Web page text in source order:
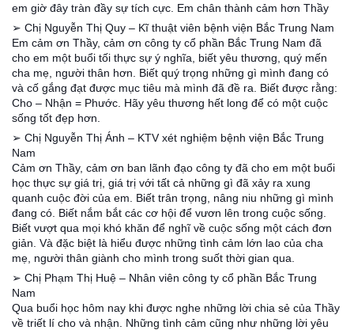
em giờ đây tràn đầy sự tích cực. Em chân thành cảm hơn Thầy
➢ Chị Nguyễn Thị Quy – Kĩ thuật viên bệnh viện Bắc Trung Nam
Em cảm ơn Thầy, cảm ơn công ty cổ phần Bắc Trung Nam đã
cho em một buổi tối thực sự ý nghĩa, biết yêu thương, quý mến
cha mẹ, người thân hơn. Biết quý trọng những gì mình đang có
và cố gắng đạt được mục tiêu mà mình đã đề ra. Biết được rằng:
Cho – Nhận = Phước. Hãy yêu thương hết long để có một cuộc
sống tốt đẹp hơn.
➢ Chị Nguyễn Thị Ánh – KTV xét nghiệm bệnh viện Bắc Trung
Nam
Cảm ơn Thầy, cảm ơn ban lãnh đạo công ty đã cho em một buổi
học thực sự giá trị, giá trị với tất cả những gì đã xảy ra xung
quanh cuộc đời của em. Biết trân trọng, nâng niu những gì mình
đang có. Biết nắm bắt các cơ hội để vươn lên trong cuộc sống.
Biết vượt qua mọi khó khăn để nghĩ về cuộc sống một cách đơn
giản. Và đặc biệt là hiểu được những tình cảm lớn lao của cha
mẹ, người thân giành cho mình trong suốt thời gian qua.
➢ Chị Phạm Thị Huệ – Nhân viên công ty cổ phần Bắc Trung
Nam
Qua buổi học hôm nay khi được nghe những lời chia sẻ của Thầy
về triết lí cho và nhận. Những tình cảm cũng như những lời yêu